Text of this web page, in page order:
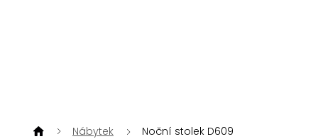
Nábytek Noční stolek D609